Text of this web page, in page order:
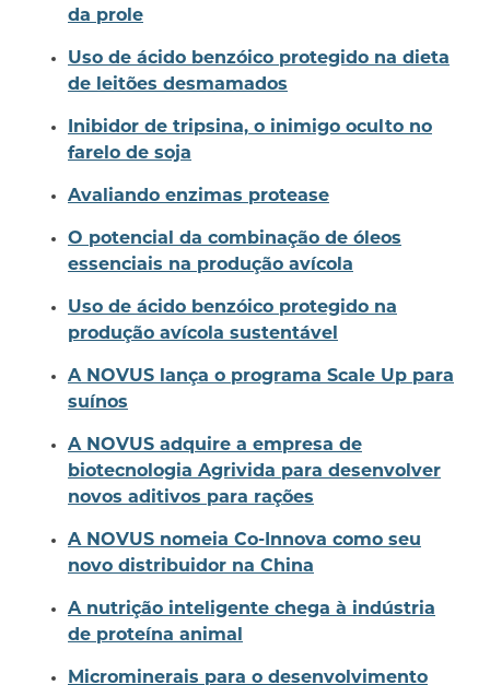
da prole
Uso de ácido benzóico protegido na dieta
de leitões desmamados
Inibidor de tripsina, o inimigo oculto no
farelo de soja
Avaliando enzimas protease
O potencial da combinação de óleos
essenciais na produção avícola
Uso de ácido benzóico protegido na
produção avícola sustentável
A NOVUS lança o programa Scale Up para
suínos
A NOVUS adquire a empresa de
biotecnologia Agrivida para desenvolver
novos aditivos para rações
A NOVUS nomeia Co-Innova como seu
novo distribuidor na China
A nutrição inteligente chega à indústria
de proteína animal
Microminerais para o desenvolvimento